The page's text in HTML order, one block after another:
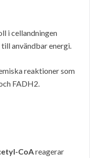
i cellandningen
användbar energi.
reaktioner som
FADH2.
CoAreagerar